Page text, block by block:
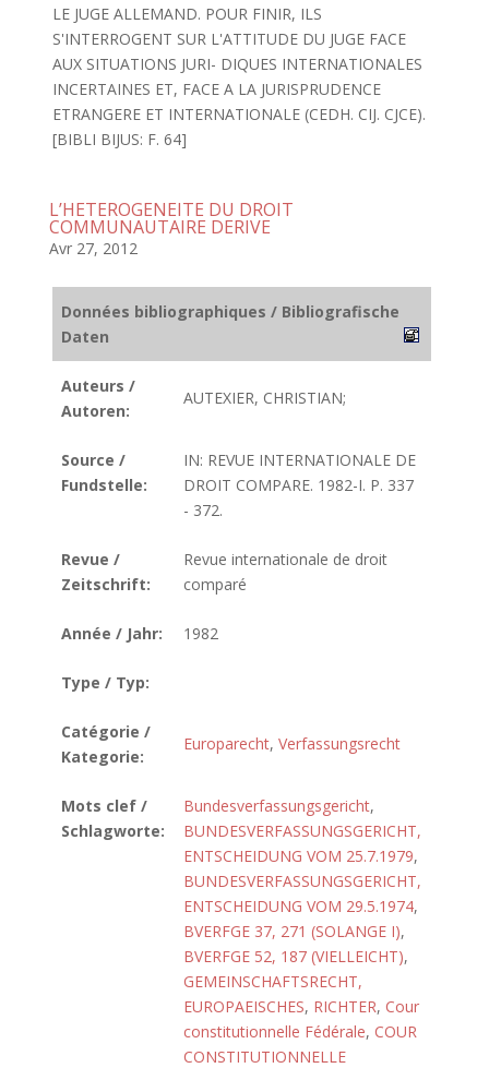
LE JUGE ALLEMAND. POUR FINIR, ILS
S'INTERROGENT SUR L'ATTITUDE DU JUGE FACE
AUX SITUATIONS JURI- DIQUES INTERNATIONALES
INCERTAINES ET, FACE A LA JURISPRUDENCE
ETRANGERE ET INTERNATIONALE (CEDH. CIJ. CJCE).
[BIBLI BIJUS: F. 64]
L’HETEROGENEITE DU DROIT
COMMUNAUTAIRE DERIVE
Avr 27, 2012
Données bibliographiques / Bibliografische
Daten
Auteurs /
Autoren:
AUTEXIER, CHRISTIAN;
Source /
Fundstelle:
IN: REVUE INTERNATIONALE DE
DROIT COMPARE. 1982-I. P. 337
- 372.
Revue /
Zeitschrift:
Revue internationale de droit
comparé
Année / Jahr: 1982
Type / Typ:
Catégorie /
Kategorie:
Europarecht, Verfassungsrecht
Mots clef /
Schlagworte:
Bundesverfassungsgericht,
BUNDESVERFASSUNGSGERICHT,
ENTSCHEIDUNG VOM 25.7.1979,
BUNDESVERFASSUNGSGERICHT,
ENTSCHEIDUNG VOM 29.5.1974,
BVERFGE 37, 271 (SOLANGE I),
BVERFGE 52, 187 (VIELLEICHT),
GEMEINSCHAFTSRECHT,
EUROPAEISCHES, RICHTER, Cour
constitutionnelle Fédérale, COUR
CONSTITUTIONNELLE